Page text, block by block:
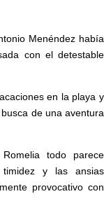
Menéndez había
con el detestable
en la playa y
de una aventura
todo parece
y las ansias
provocativo con